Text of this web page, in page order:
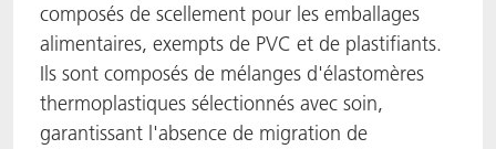
composés de scellement pour les emballages
alimentaires, exempts de PVC et de plastifiants.
Ils sont composés de mélanges d'élastomères
thermoplastiques sélectionnés avec soin,
garantissant l'absence de migration de